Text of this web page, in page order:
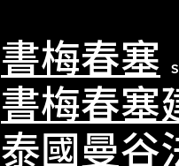
書梅春塞
書梅春塞
泰國曼谷